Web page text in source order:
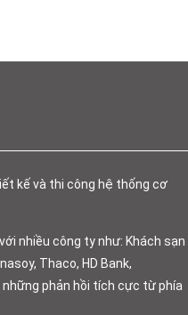
kế và thi công hệ thống cơ
nhiều công ty như: Khách sạn
Thaco, HD Bank,
phản hồi tích cực từ phía